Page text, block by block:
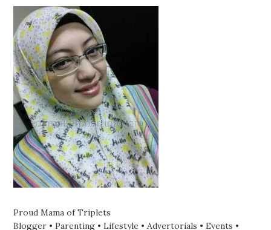
Proud Mama of Triplets
Blogger • Parenting • Lifestyle • Advertorials • Events •